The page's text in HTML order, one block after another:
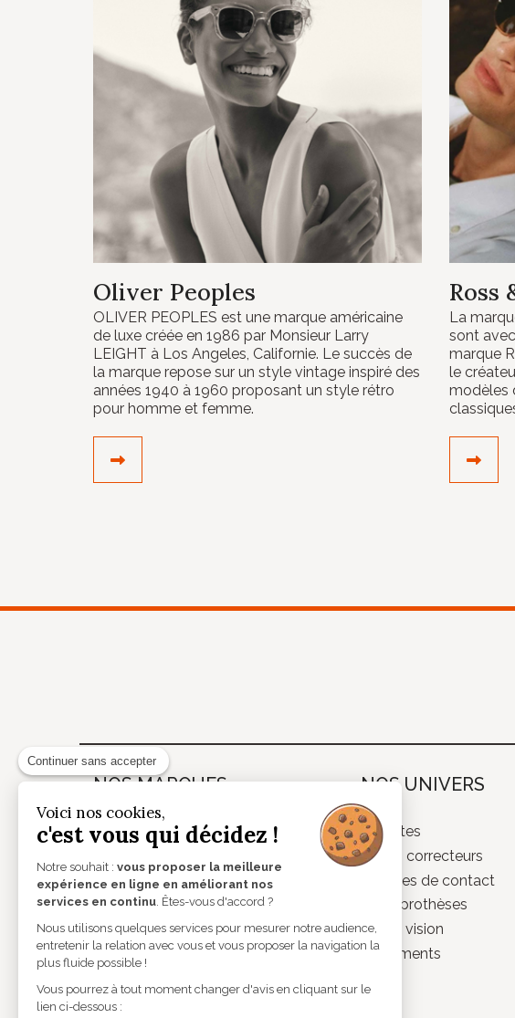
Oliver Peoples
OLIVER PEOPLES est une marque américaine
de luxe créée en 1986 par Monsieur Larry
LEIGHT à Los Angeles, Californie. Le succès de
la marque repose sur un style vintage inspiré des
années 1940 à 1960 proposant un style rétro
pour homme et femme.
Ross
La
sont
marque
le
modèles
NOS MARQUES
Theo
Caroline Abram
Etnia Barcelona
Lindberg
Lunor
Mykita
NOS UNIVERS
Lunettes
Verres correcteurs
Lentilles de contact
Audioprothèses
Basse vision
Instruments
Continuer sans accepter
Voici nos cookies,
c'est vous qui décidez !
Notre souhait : vous proposer la meilleure
expérience en ligne en améliorant nos
services en continu . Êtes-vous d'accord ?
Nous utilisons quelques services pour mesurer notre audience,
entretenir la relation avec vous et vous proposer la navigation la
plus fluide possible !
Vous pourrez à tout moment changer d'avis en cliquant sur le
lien ci-dessous :